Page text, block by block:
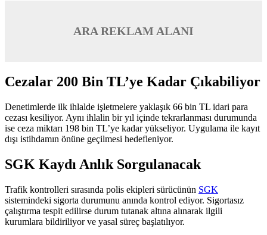
ARA REKLAM ALANI
Cezalar 200 Bin TL’ye Kadar Çıkabiliyor
Denetimlerde ilk ihlalde işletmelere yaklaşık 66 bin TL idari para
cezası kesiliyor. Aynı ihlalin bir yıl içinde tekrarlanması durumunda
ise ceza miktarı 198 bin TL’ye kadar yükseliyor. Uygulama ile kayıt
dışı istihdamın önüne geçilmesi hedefleniyor.
SGK Kaydı Anlık Sorgulanacak
Trafik kontrolleri sırasında polis ekipleri sürücünün SGK
sistemindeki sigorta durumunu anında kontrol ediyor. Sigortasız
çalıştırma tespit edilirse durum tutanak altına alınarak ilgili
kurumlara bildiriliyor ve yasal süreç başlatılıyor.